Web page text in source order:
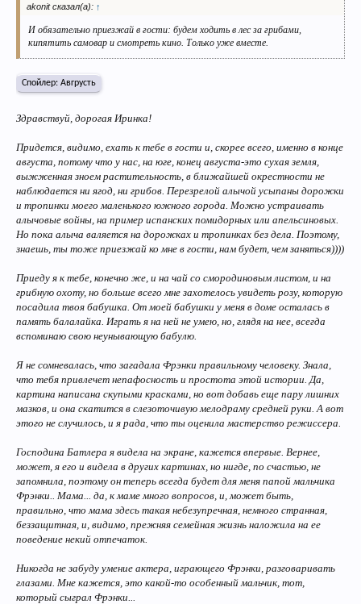
akonit сказал(а): ↑
И обязательно приезжай в гости: будем ходить в лес за грибами,
кипятить самовар и смотреть кино. Только уже вместе.
Спойлер: Авгрусть
Здравствуй, дорогая Иринка!
Придется, видимо, ехать к тебе в гости и, скорее всего, именно в конце
августа, потому что у нас, на юге, конец августа-это сухая земля,
выжженная зноем растительность, в ближайшей окрестности не
наблюдается ни ягод, ни грибов. Перезрелой алычой усыпаны дорожки
и тропинки моего маленького южного города. Можно устраивать
алычовые войны, на пример испанских помидорных или апельсиновых.
Но пока алыча валяется на дорожках и тропинках без дела. Поэтому,
знаешь, ты тоже приезжай ко мне в гости, нам будет, чем заняться))))
Приеду я к тебе, конечно же, и на чай со смородиновым листом, и на
грибную охоту, но больше всего мне захотелось увидеть розу, которую
посадила твоя бабушка. От моей бабушки у меня в доме осталась в
память балалайка. Играть я на ней не умею, но, глядя на нее, всегда
вспоминаю свою неунывающую бабулю.
Я не сомневалась, что загадала Фрэнки правильному человеку. Знала,
что тебя привлечет непафосность и простота этой истории. Да,
картина написана скупыми красками, но вот добавь еще пару лишних
мазков, и она скатится в слезоточивую мелодраму средней руки. А вот
этого не случилось, и я рада, что ты оценила мастерство режиссера.
Господина Батлера я видела на экране, кажется впервые. Вернее,
может, я его и видела в других картинах, но нигде, по счастью, не
запомнила, поэтому он теперь всегда будет для меня папой мальчика
Фрэнки.. Мама... да, к маме много вопросов, и, может быть,
правильно, что мама здесь такая небезупречная, немного странная,
беззащитная, и, видимо, прежняя семейная жизнь наложила на ее
поведение некий отпечаток.
Никогда не забуду умение актера, играющего Фрэнки, разговаривать
глазами. Мне кажется, это какой-то особенный мальчик, тот,
который сыграл Фрэнки...